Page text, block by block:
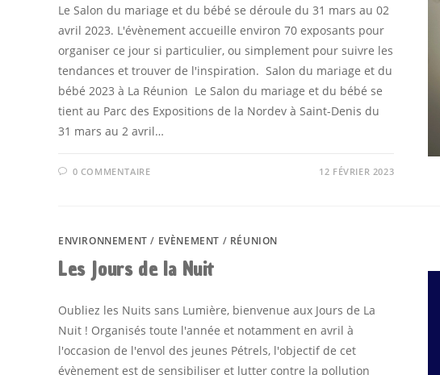
Le Salon du mariage et du bébé se déroule du 31 mars au 02
avril 2023. L'évènement accueille environ 70 exposants pour
organiser ce jour si particulier, ou simplement pour suivre les
tendances et trouver de l'inspiration. Salon du mariage et du
bébé 2023 à La Réunion Le Salon du mariage et du bébé se
tient au Parc des Expositions de la Nordev à Saint-Denis du
31 mars au 2 avril…
0 COMMENTAIRE 12 FÉVRIER 2023
ENVIRONNEMENT / EVÈNEMENT / RÉUNION
Les Jours de la Nuit
Oubliez les Nuits sans Lumière, bienvenue aux Jours de La
Nuit ! Organisés toute l'année et notamment en avril à
l'occasion de l'envol des jeunes Pétrels, l'objectif de cet
évènement est de sensibiliser et lutter contre la pollution